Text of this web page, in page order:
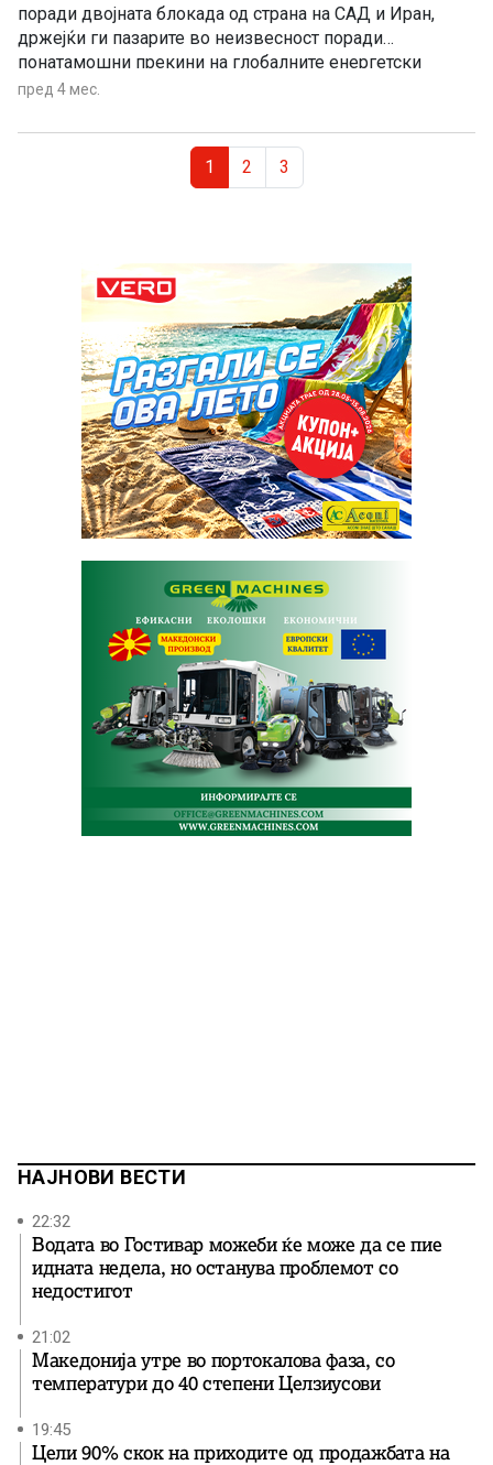
поради двојната блокада од страна на САД и Иран,
држејќи ги пазарите во неизвесност поради
понатамошни прекини на глобалните енергетски
текови
пред 4 мес.
Current Page
1 Page
2 Page
3
НАЈНОВИ ВЕСТИ
22:32
Водата во Гостивар можеби ќе може да се пие
идната недела, но останува проблемот со
недостигот
21:02
Македонија утре во портокалова фаза, со
температури до 40 степени Целзиусови
19:45
Цели 90% скок на приходите од продажбата на